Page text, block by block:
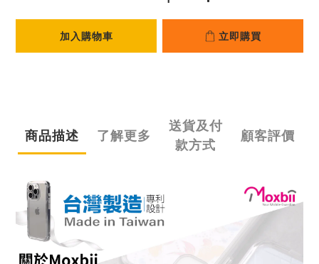
加入購物車 立即購買
商品描述 了解更多
送貨及付
款方式
顧客評價